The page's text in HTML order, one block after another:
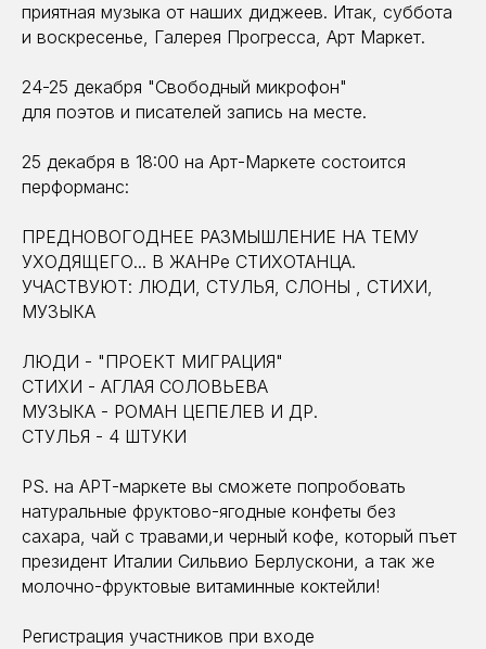
приятная музыка от наших диджеев. Итак, суббота
и воскресенье, Галерея Прогресса, Арт Маркет.
24-25 декабря "Свободный микрофон"
для поэтов и писателей запись на месте.
25 декабря в 18:00 на Арт-Маркете состоится
перформанс:
ПРЕДНОВОГОДНЕЕ РАЗМЫШЛЕНИЕ НА ТЕМУ
УХОДЯЩЕГО... В ЖАНРе СТИХОТАНЦА.
УЧАСТВУЮТ: ЛЮДИ, СТУЛЬЯ, СЛОНЫ , СТИХИ,
МУЗЫКА
ЛЮДИ - "ПРОЕКТ МИГРАЦИЯ"
СТИХИ - АГЛАЯ СОЛОВЬЕВА
МУЗЫКА - РОМАН ЦЕПЕЛЕВ И ДР.
СТУЛЬЯ - 4 ШТУКИ
PS. на АРТ-маркете вы сможете попробовать
натуральные фруктово-ягодные конфеты без
сахара, чай с травами,и черный кофе, который пъет
президент Италии Сильвио Берлускони, а так же
молочно-фруктовые витаминные коктейли!
Регистрация участников при входе